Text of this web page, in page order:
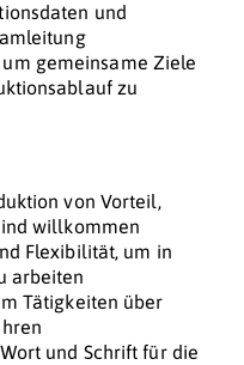
und
gemeinsame Ziele
zu
von Vorteil,
willkommen
Flexibilität, um in
arbeiten
Tätigkeiten über
und Schrift für die